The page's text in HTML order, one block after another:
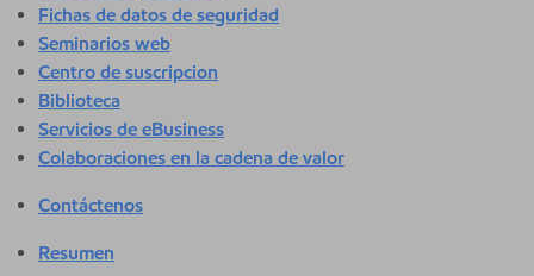
Fichas de datos de seguridad
Seminarios web
Centro de suscripcion
Biblioteca
Servicios de eBusiness
Colaboraciones en la cadena de valor
Contáctenos
Resumen